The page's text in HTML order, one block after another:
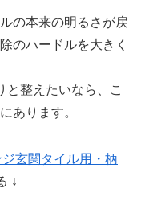
の本来の明るさが戻
のハードルを大きく
と整えたいなら、こ
あります。
玄関タイル用・柄
↓